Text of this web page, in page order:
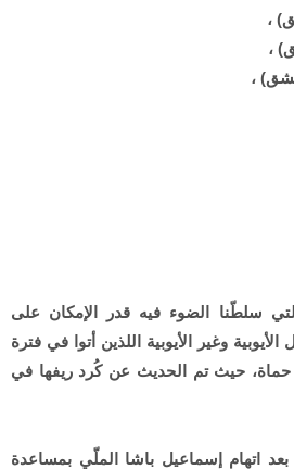
،
،
،
سلطّنا الضوء فيه قدر الإمكان على
وغير الأيوبية اللذين أتوا في فترة
حماة، حيث تم الحديث عن كُرد ريفها في
بعد اتهام إسماعيل باشا الملّي بمساعدة